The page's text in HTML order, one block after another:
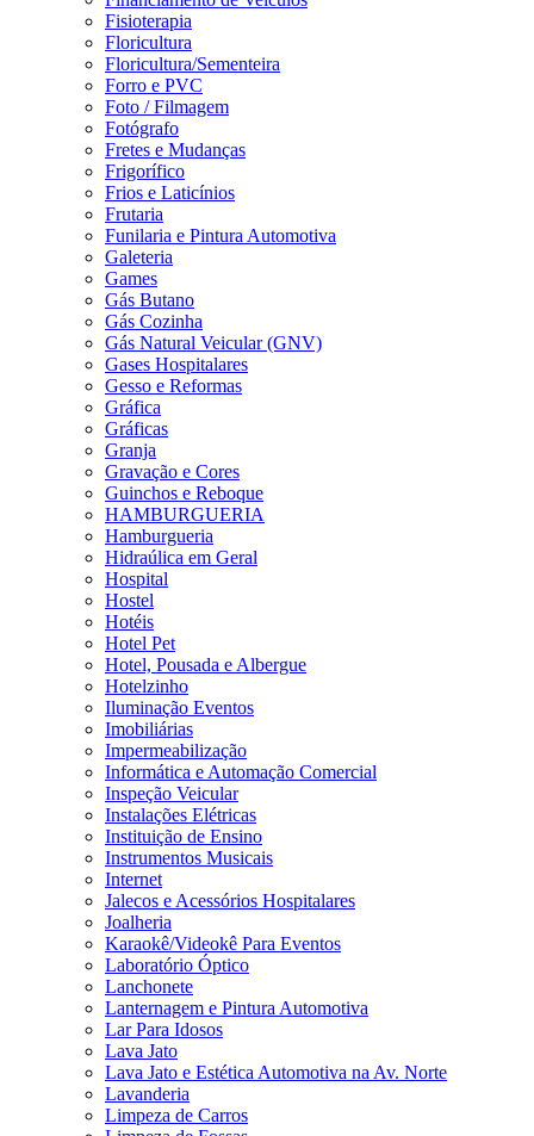
Fisioterapia
Floricultura
Floricultura/Sementeira
Forro e PVC
Foto / Filmagem
Fotógrafo
Fretes e Mudanças
Frigorífico
Frios e Laticínios
Frutaria
Funilaria e Pintura Automotiva
Galeteria
Games
Gás Butano
Gás Cozinha
Gás Natural Veicular (GNV)
Gases Hospitalares
Gesso e Reformas
Gráfica
Gráficas
Granja
Gravação e Cores
Guinchos e Reboque
HAMBURGUERIA
Hamburgueria
Hidraúlica em Geral
Hospital
Hostel
Hotéis
Hotel Pet
Hotel, Pousada e Albergue
Hotelzinho
Iluminação Eventos
Imobiliárias
Impermeabilização
Informática e Automação Comercial
Inspeção Veicular
Instalações Elétricas
Instituição de Ensino
Instrumentos Musicais
Internet
Jalecos e Acessórios Hospitalares
Joalheria
Karaokê/Videokê Para Eventos
Laboratório Óptico
Lanchonete
Lanternagem e Pintura Automotiva
Lar Para Idosos
Lava Jato
Lava Jato e Estética Automotiva na Av. Norte
Lavanderia
Limpeza de Carros